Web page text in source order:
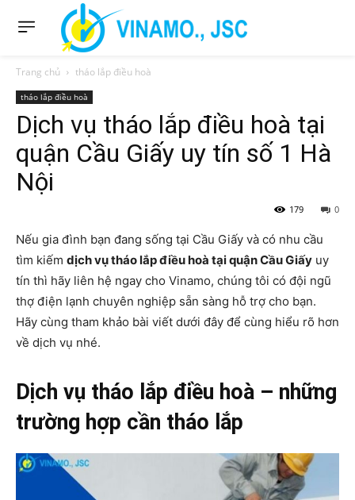
Trang chủ tháo lắp điều hoà
tháo lắp điều hoà
Dịch vụ tháo lắp điều hoà tại
quận Cầu Giấy uy tín số 1 Hà
Nội
0
179
Nếu gia đình bạn đang sống tại Cầu Giấy và có nhu cầu
tìm kiếm dịch vụ tháo lắp điều hoà tại quận Cầu Giấy uy
tín thì hãy liên hệ ngay cho Vinamo, chúng tôi có đội ngũ
thợ điện lạnh chuyên nghiệp sẵn sàng hỗ trợ cho bạn.
Hãy cùng tham khảo bài viết dưới đây để cùng hiểu rõ hơn
về dịch vụ nhé.
Dịch vụ tháo lắp điều hoà – những
trường hợp cần tháo lắp